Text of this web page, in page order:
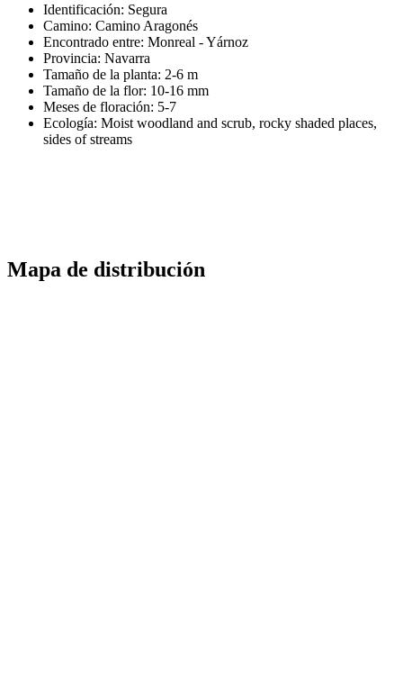
Identificación: Segura
Camino: Camino Aragonés
Encontrado entre: Monreal - Yárnoz
Provincia: Navarra
Tamaño de la planta: 2-6 m
Tamaño de la flor: 10-16 mm
Meses de floración: 5-7
Ecología: Moist woodland and scrub, rocky shaded places,
sides of streams
Mapa de distribución